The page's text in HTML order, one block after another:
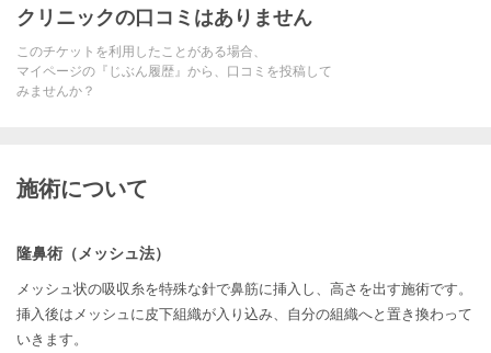
クリニックの口コミはありません
このチケットを利用したことがある場合、
マイページの『じぶん履歴』から、口コミを投稿して
みませんか？
施術について
隆鼻術（メッシュ法）
メッシュ状の吸収糸を特殊な針で鼻筋に挿入し、高さを出す施術です。
挿入後はメッシュに皮下組織が入り込み、自分の組織へと置き換わって
いきます。